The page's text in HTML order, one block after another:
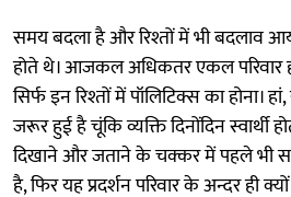
समय बदला है और रिश्तों में भी बदलाव
होते थे। आजकल अधिकतर एकल परिवार
सिर्फ इन रिश्तों में पॉलिटिक्स का होना।
जरूर हुई है चूंकि व्यक्ति दिनोंदिन स्वार्थी
दिखाने और जताने के चक्कर में पहले भी
है, फिर यह प्रदर्शन परिवार के अन्दर ही